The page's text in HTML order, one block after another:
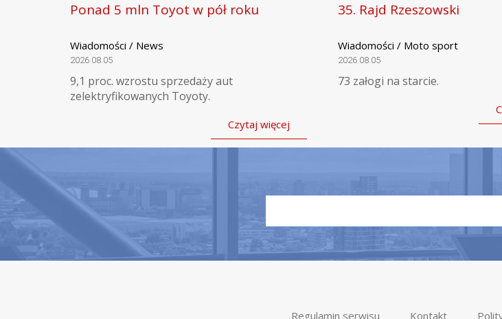
Ponad 5 mln Toyot w pół roku
Wiadomości / News
2026.08.05
9,1 proc. wzrostu sprzedaży aut
zelektryfikowanych Toyoty.
Czytaj więcej
35. Rajd Rzeszowski
Wiadomości / Moto sport
2026.08.05
73 załogi na starcie.
Regulamin serwisu Kontakt